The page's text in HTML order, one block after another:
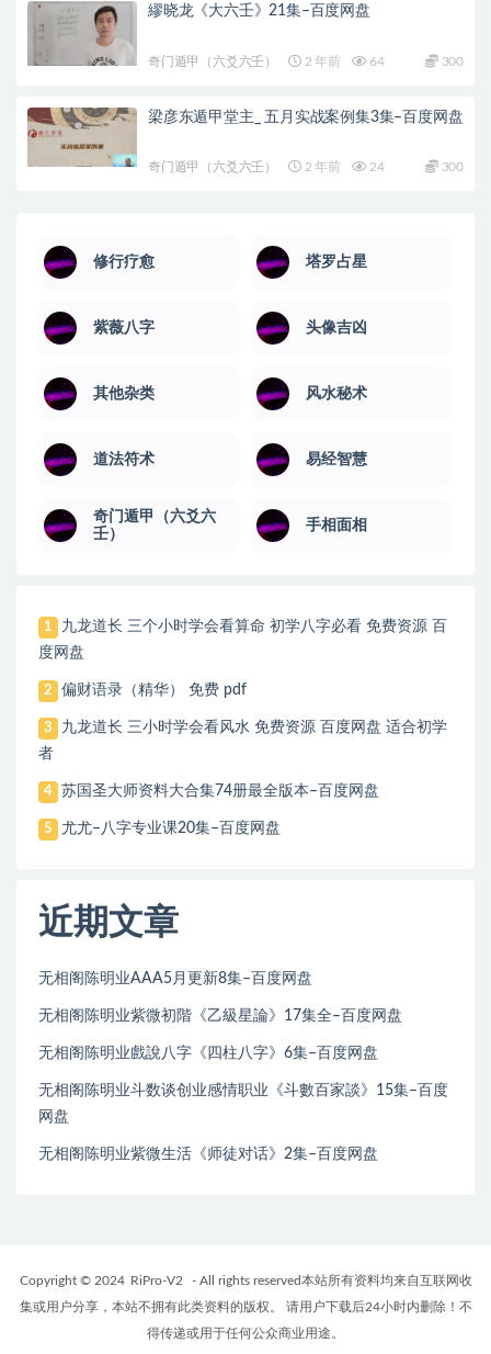
繆晓龙《大六壬》21集–百度网盘
奇门遁甲（六爻六壬） 2 年前 64 300
梁彦东遁甲堂主_ 五月实战案例集3集–百度网盘
奇门遁甲（六爻六壬） 2 年前 24 300
修行疗愈 塔罗占星
紫薇八字 头像吉凶
其他杂类 风水秘术
道法符术 易经智慧
奇门遁甲（六爻六
壬）
手相面相
1
九龙道长 三个小时学会看算命 初学八字必看 免费资源 百
度网盘
2 偏财语录（精华） 免费 pdf
3
九龙道长 三小时学会看风水 免费资源 百度网盘 适合初学
者
4 苏国圣大师资料大合集74册最全版本–百度网盘
5 尤尤–八字专业课20集–百度网盘
近期文章
无相阁陈明业AAA5月更新8集–百度网盘
无相阁陈明业紫微初階《乙級星論》17集全–百度网盘
无相阁陈明业戲說八字《四柱八字》6集–百度网盘
无相阁陈明业斗数谈创业感情职业《斗數百家談》15集–百度
网盘
无相阁陈明业紫微生活《师徒对话》2集–百度网盘
Copyright © 2024 RiPro-V2
- All rights reserved本站所有资料均来自互联网收
集或用户分享，本站不拥有此类资料的版权。 请用户下载后24小时内删除！不
得传递或用于任何公众商业用途。